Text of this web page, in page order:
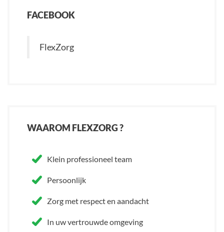
FACEBOOK
FlexZorg
WAAROM FLEXZORG ?
Klein professioneel team
Persoonlijk
Zorg met respect en aandacht
In uw vertrouwde omgeving